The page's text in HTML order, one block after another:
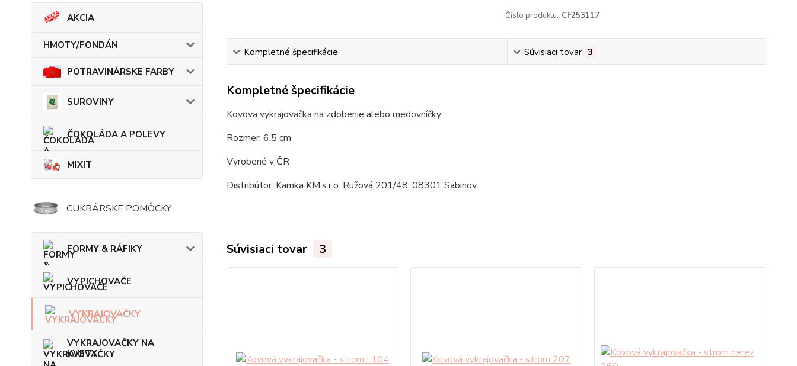
AKCIA
HMOTY/FONDÁN
POTRAVINÁRSKE FARBY
SUROVINY
ČOKOLÁDA A POLEVY
MIXIT
CUKRÁRSKE POMÔCKY
FORMY & RÁFIKY
VYPICHOVAČE
VYKRAJOVAČKY
VYKRAJOVAČKY NA
KVETY
Číslo produktu: CF253117
Kompletné špecifikácie Súvisiaci tovar 3
Kompletné špecifikácie
Kovova vykrajovačka na zdobenie alebo medovníčky
Rozmer: 6,5 cm
Vyrobené v ČR
Distribútor: Kamka KM,s.r.o. Ružová 201/48, 08301 Sabinov
Súvisiaci tovar 3